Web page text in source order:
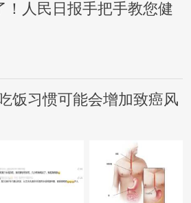
！人民日报手把手教您健
饭习惯可能会增加致癌风